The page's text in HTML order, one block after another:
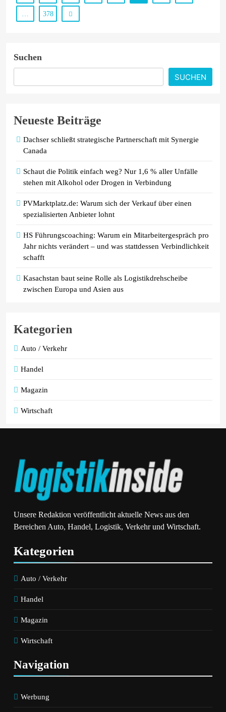
378
Suchen
SUCHEN
Neueste Beiträge
Dachser schließt strategische Partnerschaft mit Synergie
Canada
Schaut die Politik einfach weg? Nur 1,6 % aller Unfälle
stehen mit Alkohol oder Drogen in Verbindung
PVMarktplatz.de: Warum sich der Verkauf über einen
spezialisierten Anbieter lohnt
HS Führungscoaching: Warum ein Mitarbeitergespräch pro
Jahr nichts verändert – und was stattdessen Verbindlichkeit
schafft
Kasachstan baut seine Rolle als Logistikdrehscheibe
zwischen Europa und Asien aus
Kategorien
Auto / Verkehr
Handel
Magazin
Wirtschaft
Unsere Redaktion veröffentlicht aktuelle News aus den
Bereichen Auto, Handel, Logistik, Verkehr und Wirtschaft.
Kategorien
Auto / Verkehr
Handel
Magazin
Wirtschaft
Navigation
Werbung